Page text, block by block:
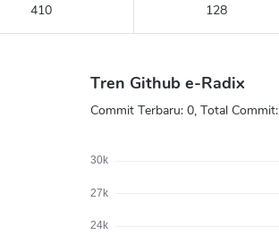
410 128
Tren Github e-Radix
Commit Terbaru: 0, Total Commit: